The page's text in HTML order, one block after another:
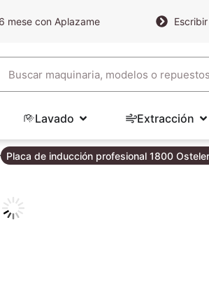
mese con Aplazame
Lavado Extracción
Placa de inducción profesional 1800